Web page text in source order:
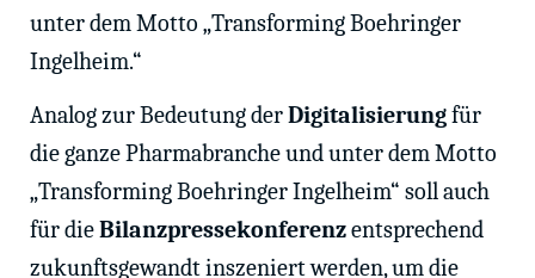
unter dem Motto „Transforming Boehringer
Ingelheim.“
Analog zur Bedeutung derDigitalisierungfür
die ganze Pharmabranche und unter dem Motto
„Transforming Boehringer Ingelheim“ soll auch
für dieBilanzpressekonferenzentsprechend
zukunftsgewandt inszeniert werden, um die